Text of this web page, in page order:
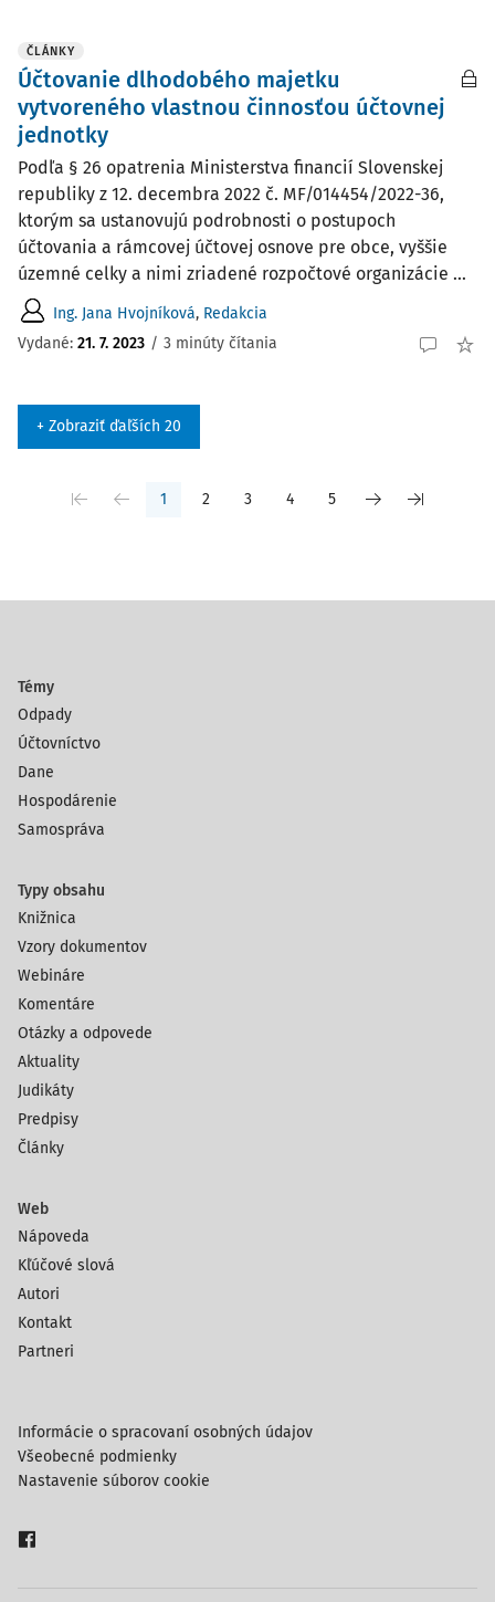
ČLÁNKY
Účtovanie dlhodobého majetku
vytvoreného vlastnou činnosťou účtovnej
jednotky
Podľa § 26 opatrenia Ministerstva financií Slovenskej
republiky z 12. decembra 2022 č. MF/014454/2022-36,
ktorým sa ustanovujú podrobnosti o postupoch
účtovania a rámcovej účtovej osnove pre obce, vyššie
územné celky a nimi zriadené rozpočtové organizácie ...
Ing. Jana Hvojníková, Redakcia
Vydané: 21. 7. 2023 / 3 minúty čítania
+ Zobraziť ďaľších 20
1 2 3 4 5
Témy
Odpady
Účtovníctvo
Dane
Hospodárenie
Samospráva
Typy obsahu
Knižnica
Vzory dokumentov
Webináre
Komentáre
Otázky a odpovede
Aktuality
Judikáty
Predpisy
Články
Web
Nápoveda
Kľúčové slová
Autori
Kontakt
Partneri
Informácie o spracovaní osobných údajov
Všeobecné podmienky
Nastavenie súborov cookie